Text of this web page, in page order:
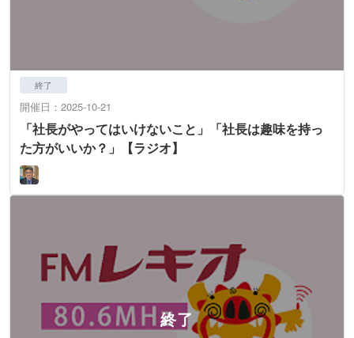
終了
開催日：2025-10-21
「社長がやってはいけないこと」「社長は趣味を持っ
た方がいいか？」【ラジオ】